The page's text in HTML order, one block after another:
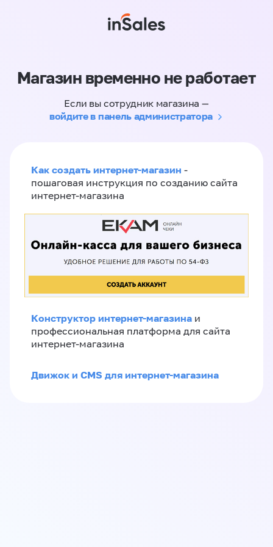
Магазин временно не работает
Если вы сотрудник магазина —
войдите в панель администратора
Как создать интернет-магазин -
пошаговая инструкция по созданию сайта
интернет-магазина
Конструктор интернет-магазина и
профессиональная платформа для сайта
интернет-магазина
Движок и CMS для интернет-магазина